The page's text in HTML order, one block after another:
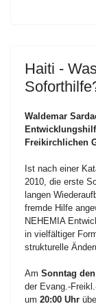
Haiti -
Waldemar
Freikirchlichen
Ist nach einer
2010, die erste
langen
fremde Hilfe
NEHEMIA
in vielfältiger
strukturelle
Am Sonntag
der Evang.-
um 20:00 Uhr